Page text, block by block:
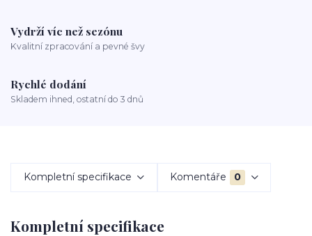
Vydrží víc než sezónu
Kvalitní zpracování a pevné švy
Rychlé dodání
Skladem ihned, ostatní do 3 dnů
Kompletní specifikace Komentáře 0
Kompletní specifikace